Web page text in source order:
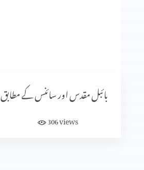
دہرت کی بنیاد اور اثرات؟
بائبل مقدس اور سائنس کے
306views